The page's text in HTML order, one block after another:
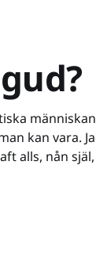
alls, nån själ,
och med